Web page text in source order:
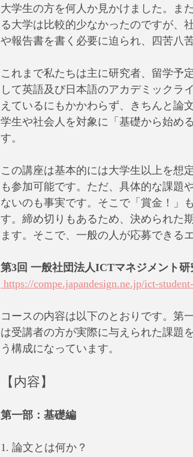
大学生の方を何人か見かけました。ま
る大学は比較的少なかったのですが、
や報告書を書く必要に迫られ、四苦八
これまで私たちは主に研究者、留学予
して英語及び日本語のアカデミックラ
えているにもかかわらず、きちんと論
学生や社会人を対象に「基礎から始め
す。
この講座は基本的には大学生以上を想
も参加可能です。ただ、具体的な課題
ないのも事実です。そこで「賞金！」
す。締め切りもあるため、決められた
ます。そこで、一般の人が応募できる
第3回 一般社団法人ICTマネジメント
https://compe.japandesign.ne.jp/ict-
コースの内容は以下のとおりです。第
は受講者の方が実際に与えられた課題
う構成になっています。
【内容】
第一部：基礎編
1. 論文とは何か？